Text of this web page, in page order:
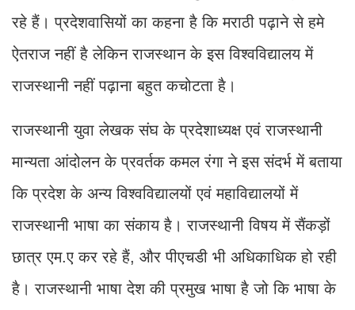
रहे हैं। प्रदेशवासियों का कहना है कि मराठी पढ़ाने से हमे
ऐतराज नहीं है लेकिन राजस्थान के इस विश्वविद्यालय में
राजस्थानी नहीं पढ़ाना बहुत कचोटता है।
राजस्थानी युवा लेखक संघ के प्रदेशाध्यक्ष एवं राजस्थानी
मान्यता आंदोलन के प्रवर्तक कमल रंगा ने इस संदर्भ में बताया
कि प्रदेश के अन्य विश्वविद्यालयों एवं महाविद्यालयों में
राजस्थानी भाषा का संकाय है। राजस्थानी विषय में सैंकड़ों
छात्र एम.ए कर रहे हैं, और पीएचडी भी अधिकाधिक हो रही
है। राजस्थानी भाषा देश की प्रमुख भाषा है जो कि भाषा के